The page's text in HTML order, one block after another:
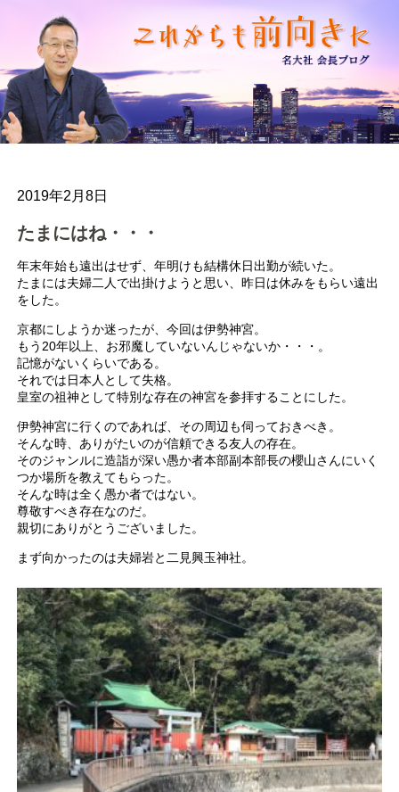
2019年2月8日
たまにはね・・・
年末年始も遠出はせず、年明けも結構休日出勤が続いた。
たまには夫婦二人で出掛けようと思い、昨日は休みをもらい遠出
をした。
京都にしようか迷ったが、今回は伊勢神宮。
もう20年以上、お邪魔していないんじゃないか・・・。
記憶がないくらいである。
それでは日本人として失格。
皇室の祖神として特別な存在の神宮を参拝することにした。
伊勢神宮に行くのであれば、その周辺も伺っておきべき。
そんな時、ありがたいのが信頼できる友人の存在。
そのジャンルに造詣が深い愚か者本部副本部長の櫻山さんにいく
つか場所を教えてもらった。
そんな時は全く愚か者ではない。
尊敬すべき存在なのだ。
親切にありがとうございました。
まず向かったのは夫婦岩と二見興玉神社。